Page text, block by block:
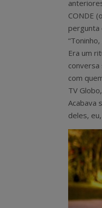
CONDE
pergunta
Era um
com
TV
Acabava
deles,